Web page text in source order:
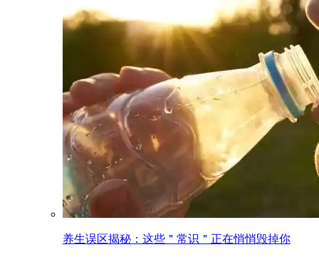
养生误区揭秘：这些＂常识＂正在悄悄毁掉你